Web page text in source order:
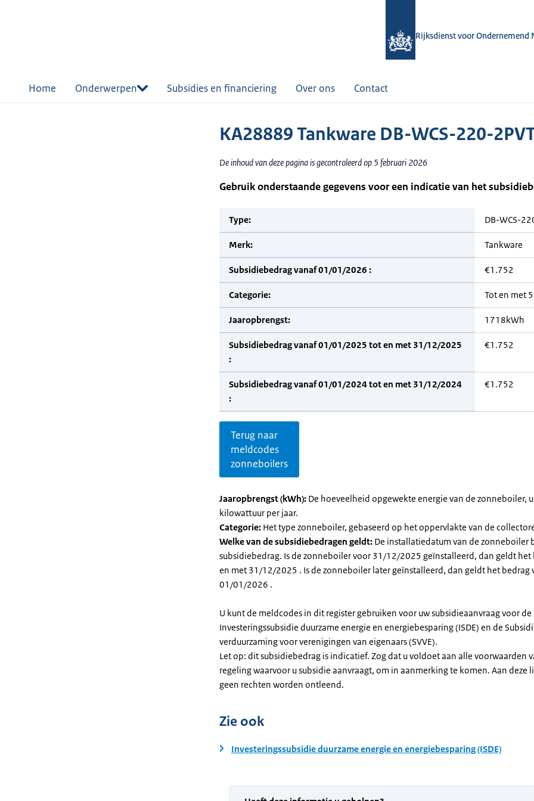
Rijksdienst voor Ondernemend
Home Onderwerpen Subsidies en financiering Over ons Contact
KA28889 Tankware DB-WCS-220-
De inhoud van deze pagina is gecontroleerd op 5 februari 2026
Gebruik onderstaande gegevens voor een indicatie van het
Type: DB-WCS-
Merk: Tankware
Subsidiebedrag vanaf 01/01/2026 : €1.752
Categorie: Tot en met
Jaaropbrengst: 1718kWh
Subsidiebedrag vanaf 01/01/2025 tot en met 31/12/2025
:
€1.752
Subsidiebedrag vanaf 01/01/2024 tot en met 31/12/2024
:
€1.752
Terug naar
meldcodes
zonneboilers
Jaaropbrengst (kWh): De hoeveelheid opgewekte energie van de zonneboiler,
kilowattuur per jaar.
Categorie: Het type zonneboiler, gebaseerd op het oppervlakte van de
Welke van de subsidiebedragen geldt: De installatiedatum van de zonneboiler
subsidiebedrag. Is de zonneboiler voor 31/12/2025 geïnstalleerd, dan geldt het
en met 31/12/2025 . Is de zonneboiler later geïnstalleerd, dan geldt het bedrag
01/01/2026 .
U kunt de meldcodes in dit register gebruiken voor uw subsidieaanvraag voor
Investeringssubsidie duurzame energie en energiebesparing (ISDE) en de
verduurzaming voor verenigingen van eigenaars (SVVE).
Let op: dit subsidiebedrag is indicatief. Zog dat u voldoet aan alle voorwaarden
regeling waarvoor u subsidie aanvraagt, om in aanmerking te komen. Aan deze
geen rechten worden ontleend.
Zie ook
Investeringssubsidie duurzame energie en energiebesparing (ISDE)